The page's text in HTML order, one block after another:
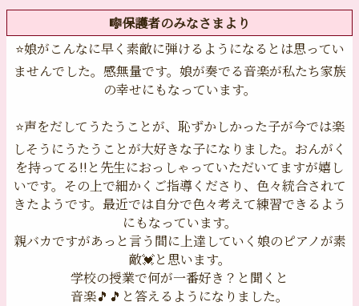
🎼保護者のみなさまより
⭐️娘がこんなに早く素敵に弾けるようになるとは思ってい
ませんでした。感無量です。娘が奏でる音楽が私たち家族
の幸せにもなっています。
⭐️声をだしてうたうことが、恥ずかしかった子が今では楽
しそうにうたうことが大好きな子になりました。おんがく
を持ってる‼️と先生におっしゃっていただいてますが嬉し
いです。その上で細かくご指導くださり、色々統合されて
きたようです。最近では自分で色々考えて練習できるよう
にもなっています。
親バカですがあっと言う間に上達していく娘のピアノが素
敵💓と思います。
学校の授業で何が一番好き？と聞くと
音楽🎵🎵と答えるようになりました。